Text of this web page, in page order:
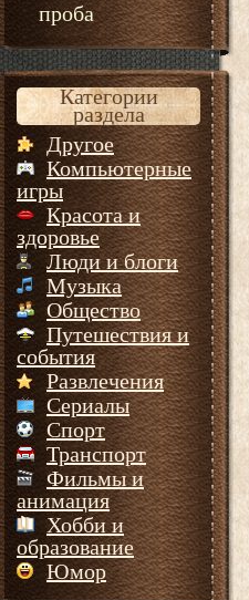
проба
Категории
раздела
Другое
Компьютерные
игры
Красота и
здоровье
Люди и блоги
Музыка
Общество
Путешествия и
события
Развлечения
Сериалы
Спорт
Транспорт
Фильмы и
анимация
Хобби и
образование
Юмор